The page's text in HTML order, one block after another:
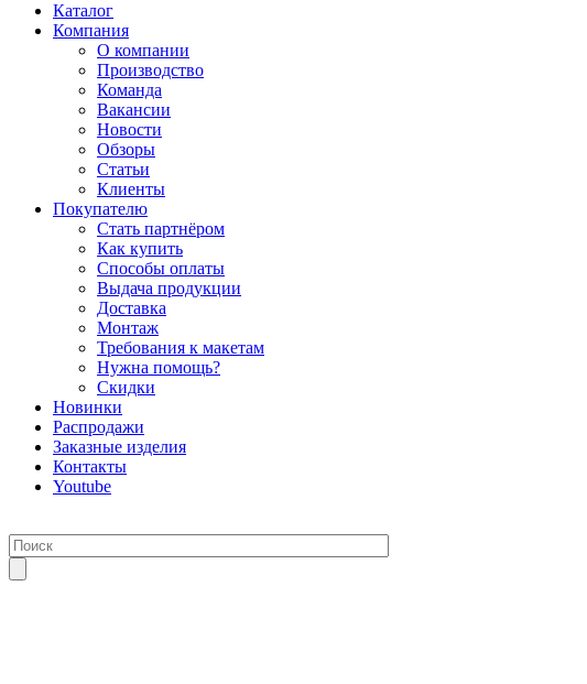
Каталог
Компания
О компании
Производство
Команда
Вакансии
Новости
Обзоры
Статьи
Клиенты
Покупателю
Стать партнёром
Как купить
Способы оплаты
Выдача продукции
Доставка
Монтаж
Требования к макетам
Нужна помощь?
Скидки
Новинки
Распродажи
Заказные изделия
Контакты
Youtube